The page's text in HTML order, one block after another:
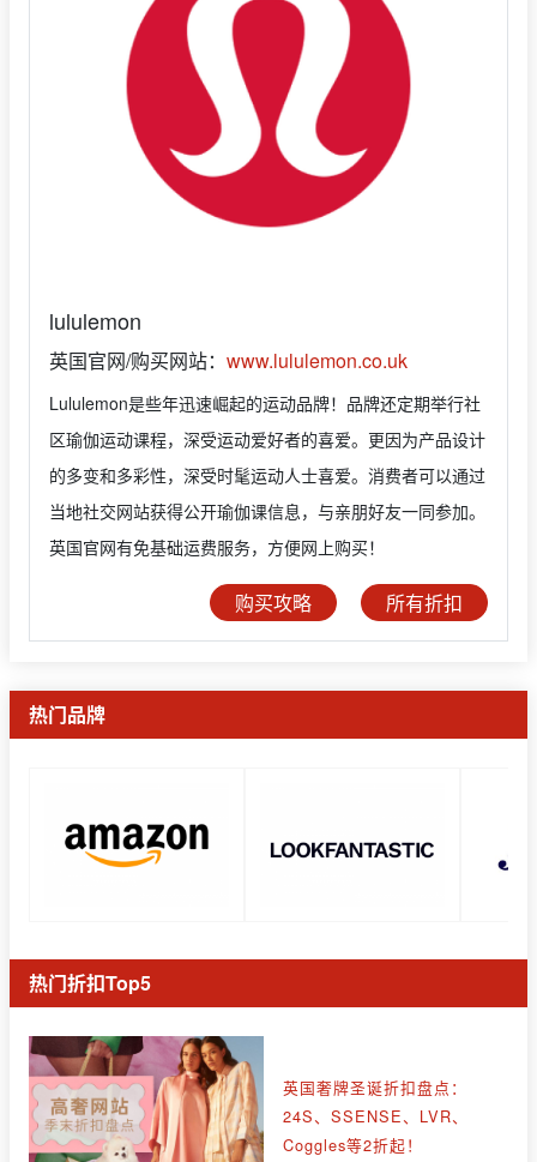
lululemon
英国官网/购买网站： www.lululemon.co.uk
Lululemon是些年迅速崛起的运动品牌！品牌还定期举行社
区瑜伽运动课程，深受运动爱好者的喜爱。更因为产品设计
的多变和多彩性，深受时髦运动人士喜爱。消费者可以通过
当地社交网站获得公开瑜伽课信息，与亲朋好友一同参加。
英国官网有免基础运费服务，方便网上购买！
购买攻略 所有折扣
热门品牌
热门折扣Top5
英国奢牌圣诞折扣盘点：
24S、SSENSE、LVR、
Coggles等2折起！